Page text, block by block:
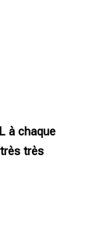
à chaque
très